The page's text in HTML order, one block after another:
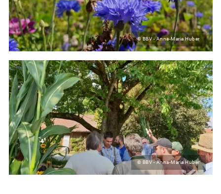
© BBV - Anna-Maria Huber
© BBV - Anna-Maria Huber